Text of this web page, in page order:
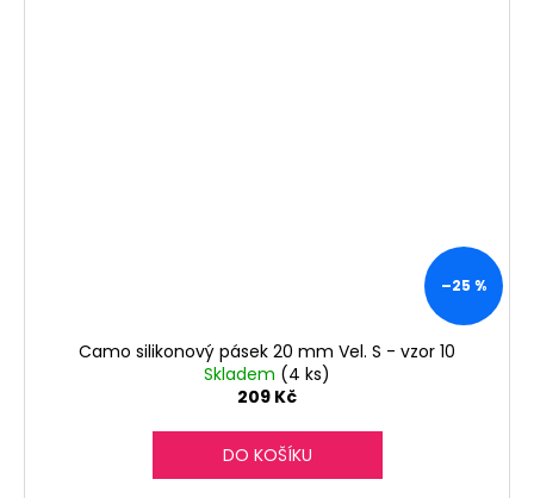
–25 %
Camo silikonový pásek 20 mm Vel. S - vzor 10
Skladem (4 ks)
209 Kč
DO KOŠÍKU